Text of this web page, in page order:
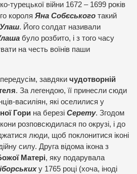
турецької війни 1672 – 1699 років
короля Яна Собєського такий
. Його солдат називали
було розбито, і з того часу
на честь воїнів паши
завдяки чудотворній
. За легендою, її принесли сюди
василіян, які оселилися у
Гори на березі Серету. Згодом
розповсюдилася по окрузі, і до
люди, щоб поклонитися іконі
силу. Друга відома ікона з
Матері, яку подарувала
у 1765 році (хоча, іноді